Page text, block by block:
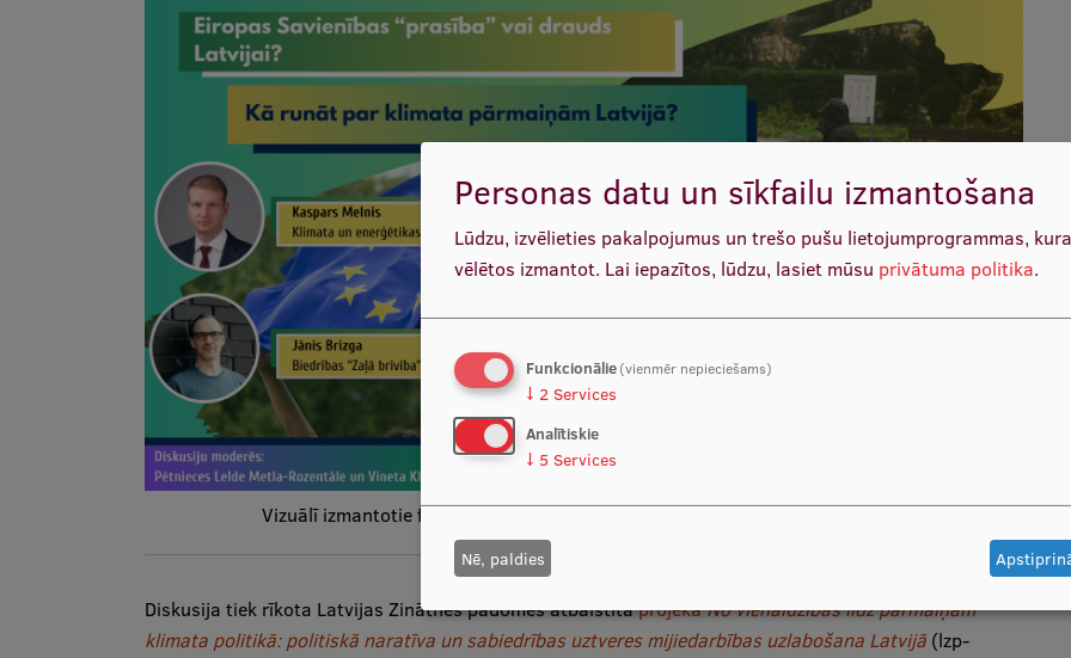
Vizuālī izmantotie foto (no kreisās uz labo): Eiropas Komisija, Jānis Škapars
Diskusija tiek rīkota Latvijas Zinātnes padomes atbalstītāprojekāNo vienaldzības līdz pārmaiņām
klimata politikā: politiskā naratīva un sabiedrības uztveres mijiedarbības uzlabošana Latvijā(lzp-
Personas datu un sīkfailu izmantošana
Lūdzu, izvēlieties pakalpojumus un trešo pušu lietojumprogrammas,
vēlētos izmantot. Lai iepazītos, lūdzu, lasiet mūsu privātuma politika.
Funkcionālie(vienmēr nepieciešams)
↓ 2 Services
Analītiskie
↓ 5 Services
Nē, paldies